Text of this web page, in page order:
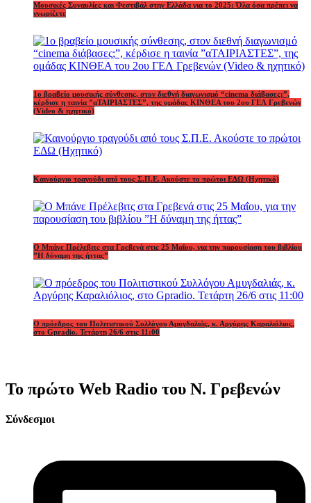
Μουσικές Συναυλίες και Φεστιβάλ στην Ελλάδα για το 2025: Όλα όσα πρέπει να
γνωρίζετε
1o βραβείο μουσικής σύνθεσης, στον διεθνή διαγωνισμό “cinema διάβασες;”,
κέρδισε η ταινία ”αΤΑΙΡΙΑΣΤΕΣ”, της ομάδας ΚΙΝΘΕΑ του 2ου ΓΕΛ Γρεβενών
(Video & ηχητικό)
Καινούργιο τραγούδι από τους Σ.Π.Ε. Ακούστε το πρώτοι ΕΔΩ (Ηχητικό)
Ο Μπάνε Πρέλεβιτς στα Γρεβενά στις 25 Μαΐου, για την παρουσίαση του βιβλίου
”Η δύναμη της ήττας”
Ο πρόεδρος του Πολιτιστικού Συλλόγου Αμυγδαλιάς, κ. Αργύρης Καραλιόλιος,
στο Gpradio. Τετάρτη 26/6 στις 11:00
Το πρώτο Web Radio του Ν. Γρεβενών
Σύνδεσμοι